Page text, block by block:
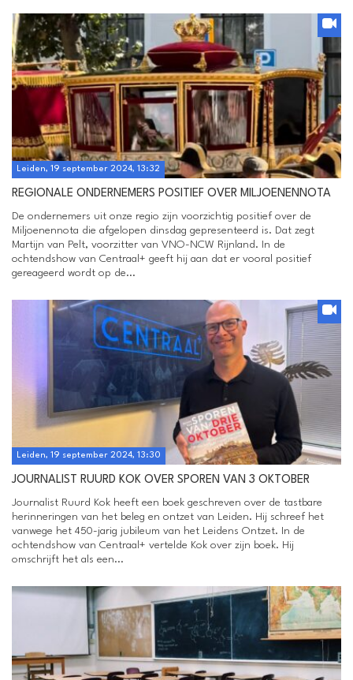
Leiden, 19 september 2024, 13:32
REGIONALE ONDERNEMERS POSITIEF OVER MILJOENENNOTA
De ondernemers uit onze regio zijn voorzichtig positief over de
Miljoenennota die afgelopen dinsdag gepresenteerd is. Dat zegt
Martijn van Pelt, voorzitter van VNO-NCW Rijnland. In de
ochtendshow van Centraal+ geeft hij aan dat er vooral positief
gereageerd wordt op de...
Leiden, 19 september 2024, 13:30
JOURNALIST RUURD KOK OVER SPOREN VAN 3 OKTOBER
Journalist Ruurd Kok heeft een boek geschreven over de tastbare
herinneringen van het beleg en ontzet van Leiden. Hij schreef het
vanwege het 450-jarig jubileum van het Leidens Ontzet. In de
ochtendshow van Centraal+ vertelde Kok over zijn boek. Hij
omschrijft het als een...